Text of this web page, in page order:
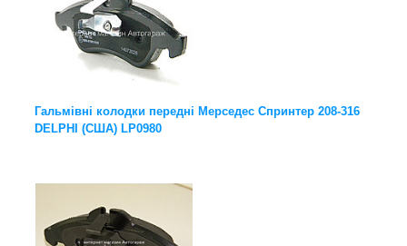
Гальмівні колодки передні Мерседес Спринтер 208-316
DELPHI (США) LP0980